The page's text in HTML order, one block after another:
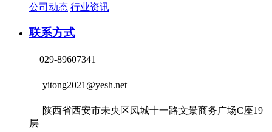
公司动态 行业资讯
联系方式
029-89607341
yitong2021@yesh.net
陕西省西安市未央区凤城十一路文景商务广场C座19
层